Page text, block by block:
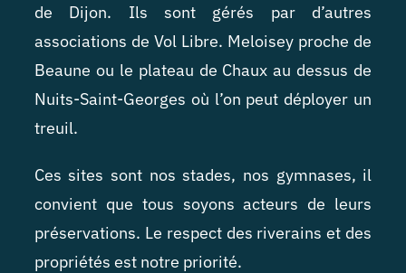
de Dijon. Ils sont gérés par d’autres
associations de Vol Libre. Meloisey proche de
Beaune ou le plateau de Chaux au dessus de
Nuits-Saint-Georges où l’on peut déployer un
treuil.
Ces sites sont nos stades, nos gymnases, il
convient que tous soyons acteurs de leurs
préservations. Le respect des riverains et des
propriétés est notre priorité.